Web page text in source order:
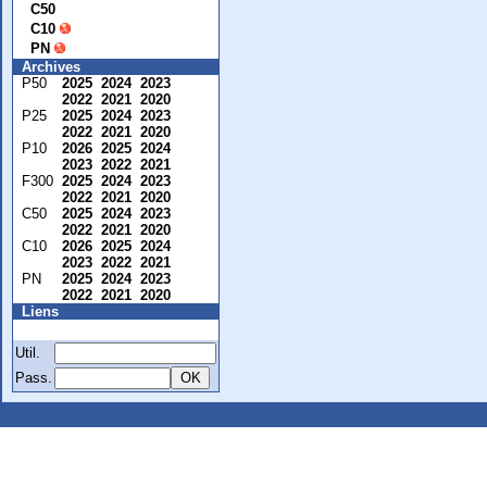
C50
C10
PN
Archives
P50
2025 2024 2023
2022 2021 2020
P25
2025 2024 2023
2022 2021 2020
P10
2026 2025 2024
2023 2022 2021
F300 2025 2024 2023
2022 2021 2020
C50
2025 2024 2023
2022 2021 2020
C10
2026 2025 2024
2023 2022 2021
PN
2025 2024 2023
2022 2021 2020
Liens
Util.
Pass.